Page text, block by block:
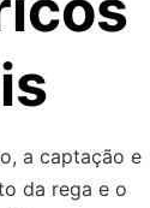
a captação e
da rega e o